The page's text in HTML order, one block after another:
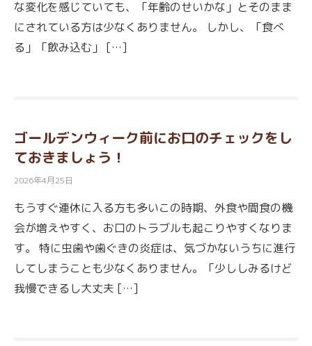
な変化を感じていても、「年齢のせいかな」とそのまま
にされている方は少なくありません。 しかし、「食べ
る」「飲み込む」 […]
ゴールデンウィーク前にお口のチェックをし
ておきましょう！
2026年4月25日
もうすぐ連休に入る方も多いこの時期、外食や間食の機
会が増えやすく、お口のトラブルも起こりやすくなりま
す。 特に虫歯や歯ぐきの炎症は、気づかないうちに進行
してしまうことも少なくありません。「少ししみるけど
我慢できるし大丈夫 […]